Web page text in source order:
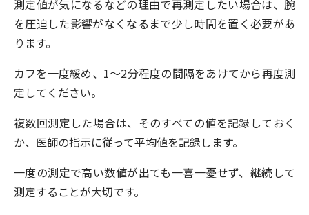
測定値が気になるなどの理由で再測定したい場合は、腕
を圧迫した影響がなくなるまで少し時間を置く必要があ
ります。
カフを一度緩め、1〜2分程度の間隔をあけてから再度測
定してください。
複数回測定した場合は、そのすべての値を記録しておく
か、医師の指示に従って平均値を記録します。
一度の測定で高い数値が出ても一喜一憂せず、継続して
測定することが大切です。